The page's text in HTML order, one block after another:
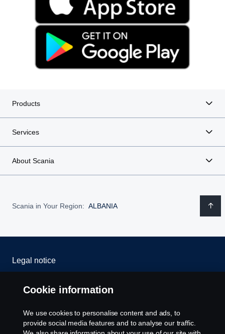
Products
Services
About Scania
Scania in Your Region: ALBANIA
Legal notice
Privacy statement
Cookies
Cookie information
We use cookies to personalise content and ads, to
provide social media features and to analyse our traffic.